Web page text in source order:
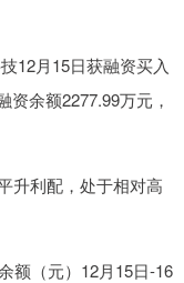
12月15日获融资买入
资余额2277.99万元，
升利配，处于相对高
额（元）12月15日-16